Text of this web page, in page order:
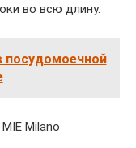
во всю длину.
посудомоечной
Milano